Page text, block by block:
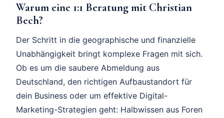
Warum eine 1:1 Beratung mit Christian
Bech?
Der Schritt in die geographische und finanzielle
Unabhängigkeit bringt komplexe Fragen mit sich.
Ob es um die saubere Abmeldung aus
Deutschland, den richtigen Aufbaustandort für
dein Business oder um effektive Digital-
Marketing-Strategien geht: Halbwissen aus Foren